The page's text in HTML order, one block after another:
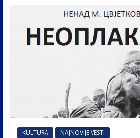
KULTURA NAJNOVIJE VESTI